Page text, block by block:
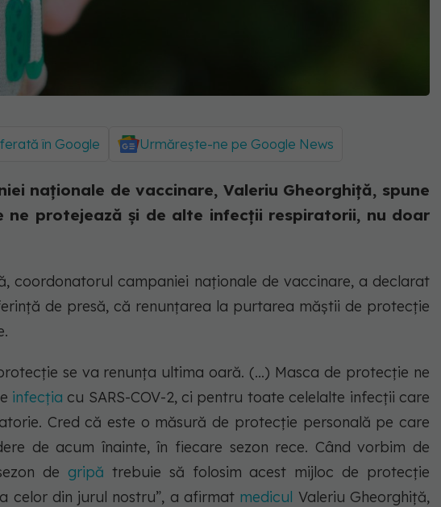
în Google Urmărește-ne pe Google News
naționale de vaccinare, Valeriu Gheorghiță, spune
ne protejează și de alte infecții respiratorii, nu doar
coordonatorul campaniei naționale de vaccinare, a declarat
de presă, că renunțarea la purtarea măștii de protecție
se va renunța ultima oară. (...) Masca de protecție ne
infecția cu SARS-COV-2, ci pentru toate celelalte infecții care
Cred că este o măsură de protecție personală pe care
de acum înainte, în fiecare sezon rece. Când vorbim de
de gripă trebuie să folosim acest mijloc de protecție
celor din jurul nostru”, a afirmat medicul Valeriu Gheorghiță,